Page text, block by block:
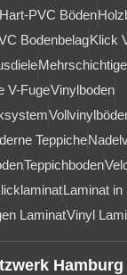
Hart-PVC Böden
BodenbelagKlick
V-FugeVinylboden
Teppiche
Teppichboden
Laminat in
LaminatVinyl
Hamburg